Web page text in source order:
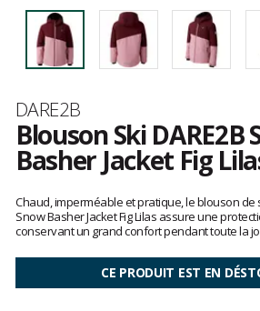
Marque
DARE2B
Blouson Ski DARE2B
Basher Jacket Fig
avis
clients
Chaud, imperméable et pratique, le blouson de
Snow Basher Jacket Fig Lilas assure une
conservant un grand confort pendant toute la
CE PRODUIT EST EN